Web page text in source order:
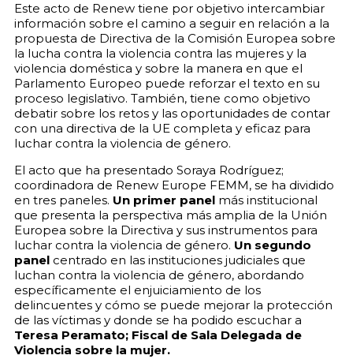
Este acto de Renew tiene por objetivo intercambiar
información sobre el camino a seguir en relación a la
propuesta de Directiva de la Comisión Europea sobre
la lucha contra la violencia contra las mujeres y la
violencia doméstica y sobre la manera en que el
Parlamento Europeo puede reforzar el texto en su
proceso legislativo. También, tiene como objetivo
debatir sobre los retos y las oportunidades de contar
con una directiva de la UE completa y eficaz para
luchar contra la violencia de género.
El acto que ha presentado Soraya Rodríguez;
coordinadora de Renew Europe FEMM, se ha dividido
en tres paneles. Un primer panel más institucional
que presenta la perspectiva más amplia de la Unión
Europea sobre la Directiva y sus instrumentos para
luchar contra la violencia de género. Un segundo
panel centrado en las instituciones judiciales que
luchan contra la violencia de género, abordando
específicamente el enjuiciamiento de los
delincuentes y cómo se puede mejorar la protección
de las víctimas y donde se ha podido escuchar a
Teresa Peramato; Fiscal de Sala Delegada de
Violencia sobre la mujer.